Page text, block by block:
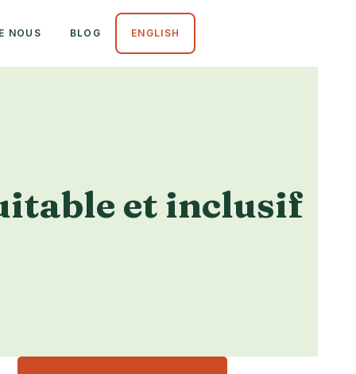
NOUS BLOG ENGLISH
et inclusif